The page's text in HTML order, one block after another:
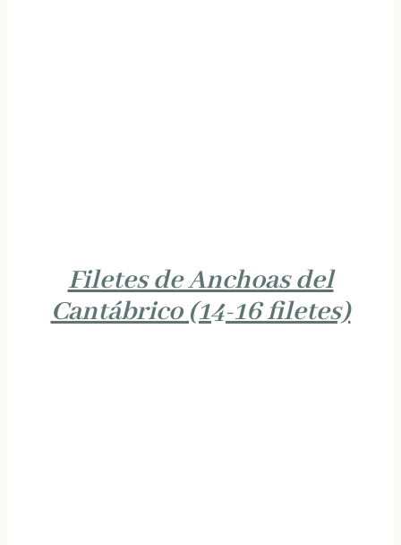
Filetes de Anchoas del
Cantábrico (14-16 filetes)